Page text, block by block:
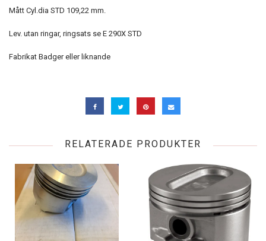
Mått Cyl.dia STD 109,22 mm.
Lev. utan ringar, ringsats se E 290X STD
Fabrikat Badger eller liknande
RELATERADE PRODUKTER